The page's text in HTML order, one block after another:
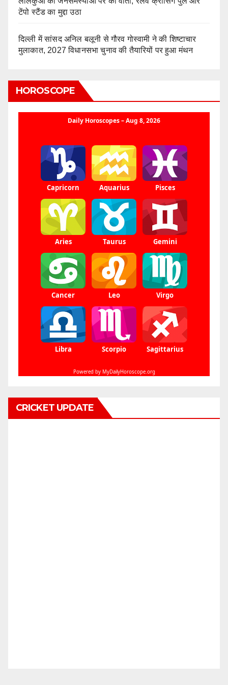
टेंपो स्टैंड का मुद्दा उठा
दिल्ली में सांसद अनिल बलूनी से गौरव गोस्वामी ने की शिष्टाचार
मुलाकात, 2027 विधानसभा चुनाव की तैयारियों पर हुआ मंथन
HOROSCOPE
CRICKET UPDATE